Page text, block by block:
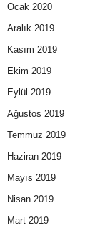
Ocak 2020
Aralık 2019
Kasım 2019
Ekim 2019
Eylül 2019
Ağustos 2019
Temmuz 2019
Haziran 2019
Mayıs 2019
Nisan 2019
Mart 2019